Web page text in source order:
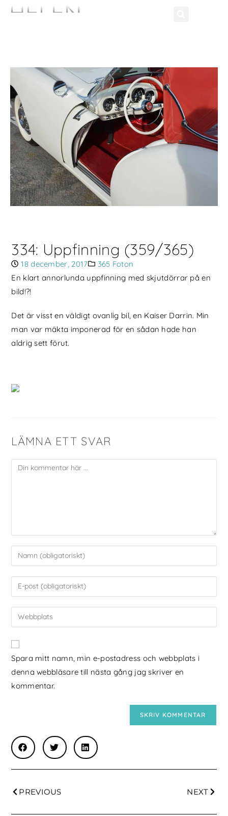
334: Uppfinning (359/365)
18 december, 2017
365 Foton
En klart annorlunda uppfinning med skjutdörrar på en
bild!?!
Det är visst en väldigt ovanlig bil, en Kaiser Darrin. Min
man var mäkta imponerad för en sådan hade han
aldrig sett förut.
LÄMNA ETT SVAR
Spara mitt namn, min e-postadress och webbplats i
denna webbläsare till nästa gång jag skriver en
kommentar.
PREVIOUS NEXT